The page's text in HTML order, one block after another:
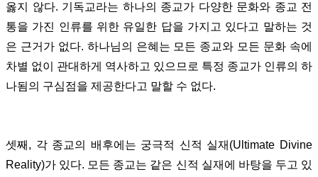
옳지 않다. 기독교라는 하나의 종교가 다양한 문화와 종교 전
통을 가진 인류를 위한 유일한 답을 가지고 있다고 말하는 것
은 근거가 없다. 하나님의 은혜는 모든 종교와 모든 문화 속에
차별 없이 관대하게 역사하고 있으므로 특정 종교가 인류의 하
나됨의 구심점을 제공한다고 말할 수 없다.
셋째, 각 종교의 배후에는 궁극적 신적 실재(Ultimate Divine
Reality)가 있다. 모든 종교는 같은 신적 실재에 바탕을 두고 있